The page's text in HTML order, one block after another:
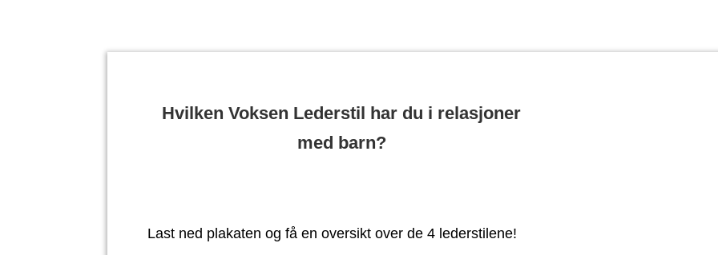
Hvilken Voksen Lederstil har du i relasjoner
med barn?
Last ned plakaten og få en oversikt over de 4 lederstilene!